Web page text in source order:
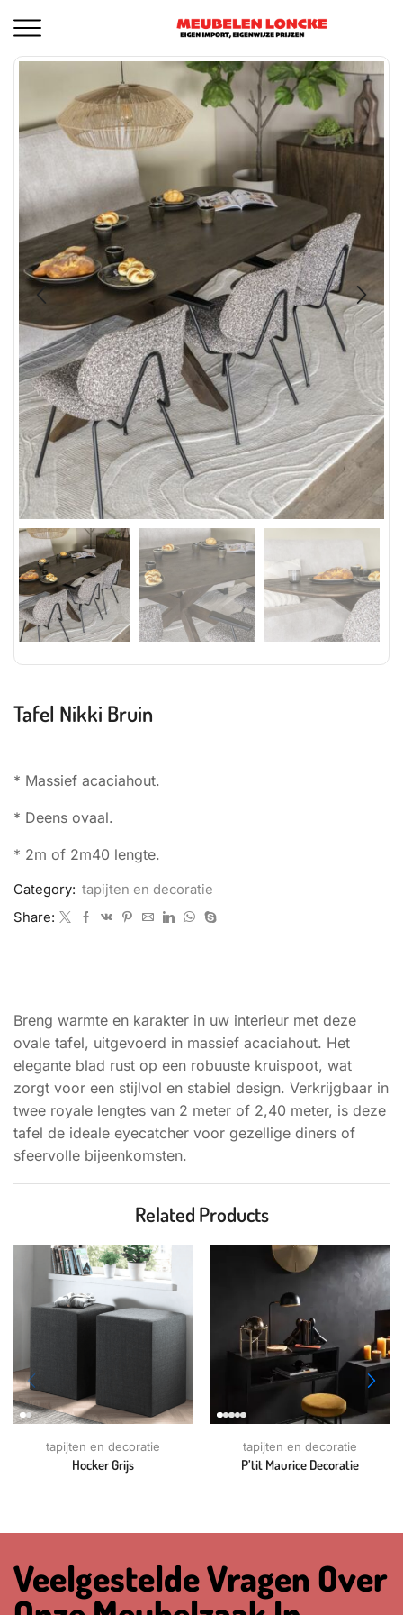
Tafel Nikki Bruin
* Massief acaciahout.
* Deens ovaal.
* 2m of 2m40 lengte.
Category: tapijten en decoratie
Share:
Breng warmte en karakter in uw interieur met deze
ovale tafel, uitgevoerd in massief acaciahout. Het
elegante blad rust op een robuuste kruispoot, wat
zorgt voor een stijlvol en stabiel design. Verkrijgbaar in
twee royale lengtes van 2 meter of 2,40 meter, is deze
tafel de ideale eyecatcher voor gezellige diners of
sfeervolle bijeenkomsten.
Related Products
tapijten en decoratie
Hocker Grijs
tapijten en decoratie
P’tit Maurice Decoratie
Veelgestelde Vragen Over